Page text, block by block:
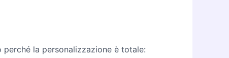
la personalizzazione è totale: